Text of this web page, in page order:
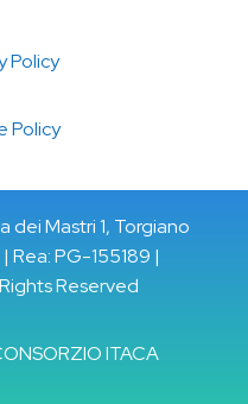
Policy
Policy
dei Mastri 1, Torgiano
Rea: PG-155189 |
Reserved
ITACA